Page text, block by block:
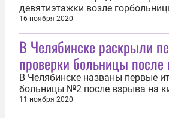
девятиэтажки возле
получат компенсации. Об этом
совещании в мэрии вице-мэр
его словам, размер
индивидуально. Он зависел от
причинённого ущерба. Как
REGNUM...
16 ноября 2020
В Челябинске раскрыли
проверки больницы после
В Челябинске названы первые
больницы №2 после взрыва на
станции. Их раскрыли
Ростехнадзоре. Как пишет 74.ru,
11 ноября 2020